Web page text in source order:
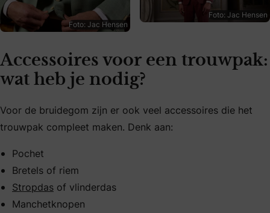
Foto: Jac Hensen
Foto: Jac Hensen
Accessoires voor een trouwpak:
wat heb je nodig?
Voor de bruidegom zijn er ook veel accessoires die het
trouwpak compleet maken. Denk aan:
Pochet
Bretels of riem
Stropdas of vlinderdas
Manchetknopen